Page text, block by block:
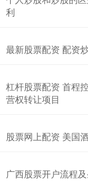
利
最新股票配资 配资
杠杆股票配资 首程
营权转让项目
股票网上配资 美国
广西股票开户流程